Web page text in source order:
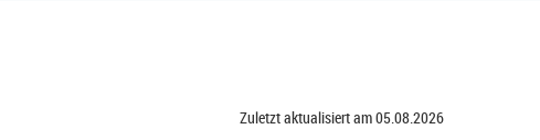
Zuletzt aktualisiert am 05.08.2026